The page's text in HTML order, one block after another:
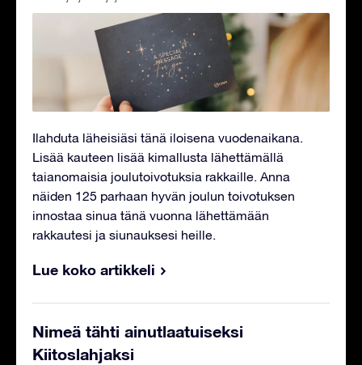
Ilahduta läheisiäsi tänä iloisena vuodenaikana.
Lisää kauteen lisää kimallusta lähettämällä
taianomaisia joulutoivotuksia rakkaille. Anna
näiden 125 parhaan hyvän joulun toivotuksen
innostaa sinua tänä vuonna lähettämään
rakkautesi ja siunauksesi heille.
Lue koko artikkeli
Nimeä tähti ainutlaatuiseksi
Kiitoslahjaksi